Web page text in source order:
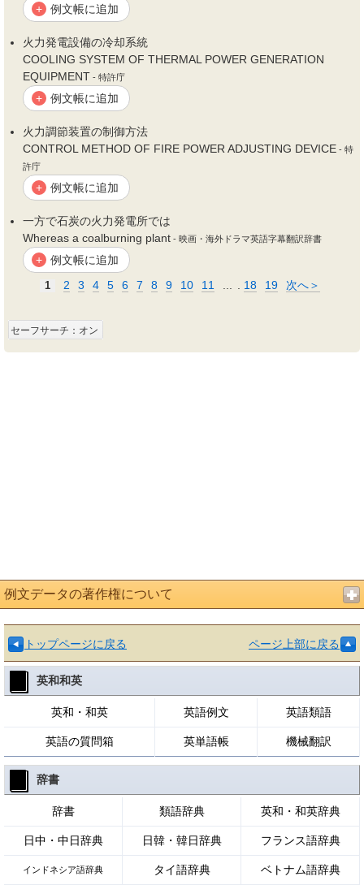
+ 例文帳に追加
火力発電設備の冷却系統
COOLING SYSTEM OF THERMAL POWER GENERATION
EQUIPMENT - 特許庁
+ 例文帳に追加
火力調節装置の制御方法
CONTROL METHOD OF FIRE POWER ADJUSTING DEVICE - 特
許庁
+ 例文帳に追加
一方で石炭の火力発電所では
Whereas a coalburning plant - 映画・海外ドラマ英語字幕翻訳辞書
+ 例文帳に追加
1 2 3 4 5 6 7 8 9 10 11 18 19 次へ＞
セーフサーチ：オン
例文データの著作権について
トップページに戻る ページ上部に戻る
英和和英
英和・和英 英語例文 英語類語
英語の質問箱 英単語帳 機械翻訳
辞書
辞書 類語辞典 英和・和英辞典
日中・中日辞典 日韓・韓日辞典 フランス語辞典
インドネシア語辞典 タイ語辞典 ベトナム語辞典